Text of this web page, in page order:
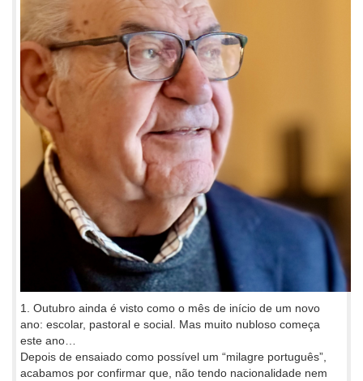
1. Outubro ainda é visto como o mês de início de um novo
ano: escolar, pastoral e social. Mas muito nubloso começa
este ano…
Depois de ensaiado como possível um “milagre português”,
acabamos por confirmar que, não tendo nacionalidade nem